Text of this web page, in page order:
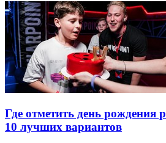
Где отметить день рождения
10 лучших вариантов